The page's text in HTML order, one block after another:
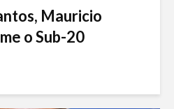
Mauricio
o Sub-20